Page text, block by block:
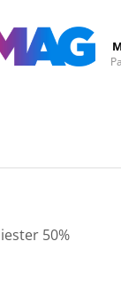
Facebook
50%